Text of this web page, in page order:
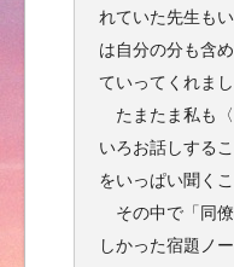
れていた先生も
は自分の分も含
ていってくれまし
たまたま私も〈
いろお話しする
をいっぱい聞く
その中で「同
しかった宿題ノ